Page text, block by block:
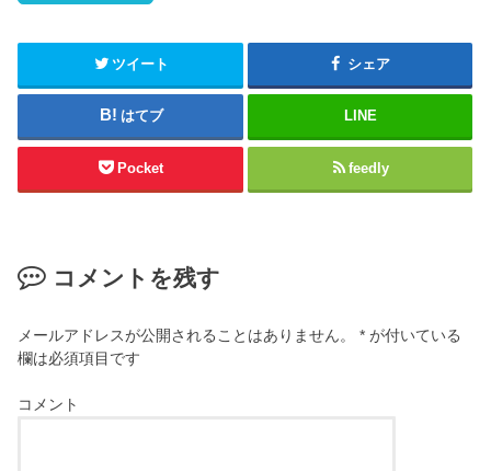
ツイート シェア
はてブ LINE
Pocket feedly
コメントを残す
メールアドレスが公開されることはありません。 * が付いている
欄は必須項目です
コメント